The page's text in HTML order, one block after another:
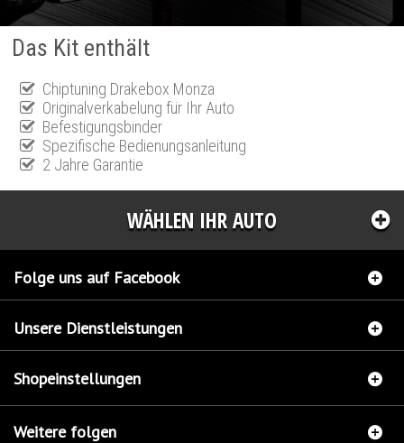
Das Kit enthält
Chiptuning Drakebox Monza
Originalverkabelung für Ihr Auto
Befestigungsbinder
Spezifische Bedienungsanleitung
2 Jahre Garantie
WÄHLEN IHR AUTO
Folge uns auf Facebook
Unsere Dienstleistungen
Shopeinstellungen
Weitere folgen